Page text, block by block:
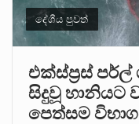
දේශීය පුවත්
එක්ස්ප්‍රස්
සිදුවූ හානියට
පෙත්සම